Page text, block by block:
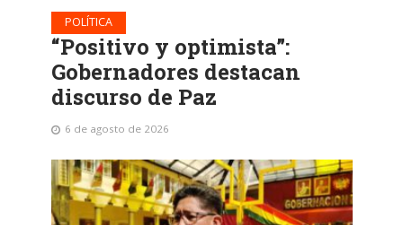
POLÍTICA
“Positivo y optimista”:
Gobernadores destacan
discurso de Paz
6 de agosto de 2026